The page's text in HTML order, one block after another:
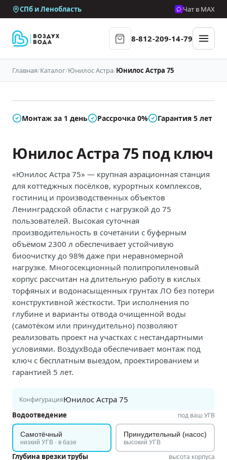
СПб и Ленобласть Чат в MAX
8-812-209-14-79
Главная/Каталог/Юнилос Астра/Юнилос Астра 75
В наличии
Монтаж за 1 день Рассрочка 0% Гарантия 5 лет
Юнилос Астра 75 под ключ
«Юнилос Астра 75» — крупная аэрационная станция
для коттеджных посёлков, курортных комплексов,
гостиниц и производственных объектов
Ленинградской области с нагрузкой до 75
пользователей. Высокая суточная
производительность в сочетании с буферным
объёмом 2300 л обеспечивает устойчивую
биоочистку до 98% даже при неравномерной
нагрузке. Многосекционный полипропиленовый
корпус рассчитан на длительную работу в кислых
торфяных и водонасыщенных грунтах ЛО без потери
конструктивной жёсткости. Три исполнения по
глубине и варианты отвода очищенной воды
(самотёком или принудительно) позволяют
реализовать проект на участках с нестандартными
условиями. ВоздухВода обеспечивает монтаж под
ключ с бесплатным выездом, проектированием и
гарантией 5 лет.
КонфигурацияЮнилос Астра 75
Водоотведение под ваш УГВ
Самотёчный
низкий УГВ · в базе
Принудительный (насос)
высокий УГВ
Глубина врезки трубы высота корпуса